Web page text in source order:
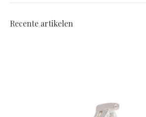
Recente artikelen